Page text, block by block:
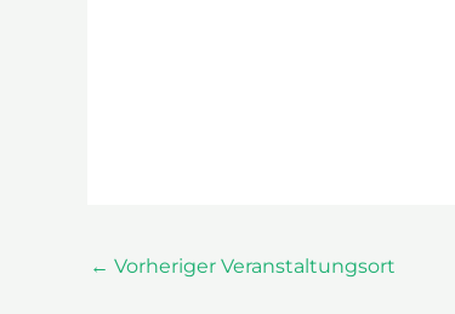
← Vorheriger Veranstaltungsort